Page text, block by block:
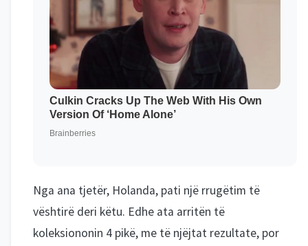
Nga ana tjetër, Holanda, pati një rrugëtim të
vështirë deri këtu. Edhe ata arritën të
koleksiononin 4 pikë, me të njëjtat rezultate, por